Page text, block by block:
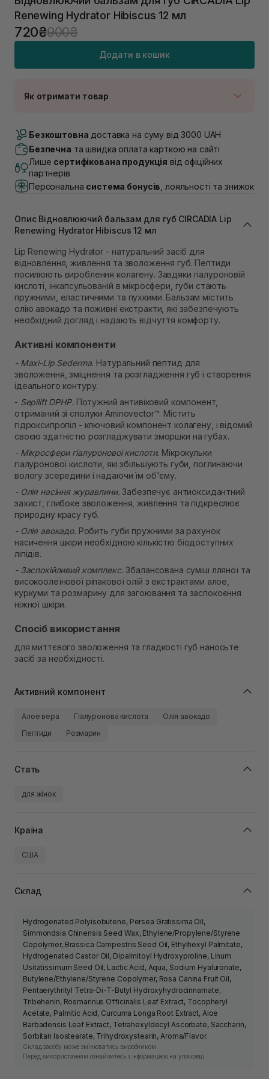
Renewing Hydrator Hibiscus 12 мл
720₴900₴
Додати в кошик
Як отримати товар
Немає в наявності!
Немає в наявності!
Самовивіз м. Львів, вул. Академіка Підстригача, 1В
(Duck’s Lake)
Немає в наявності!
Самовивіз м. Львів, вул. Степана Бандери 45
В наявності
Самовивіз м. Рівне, вул. 16-го Липня, 15
Немає в наявності!
Самовивіз м. Рівне, вул. Кулика і Гудачека 23 (ТЦ
Екватор)
Немає в наявності!
Безкоштовна доставка на суму від 3000 UAH
Безпечна та швидка оплата карткою на сайті
Лише сертифікована продукція від офіційних
партнерів
Персональна система бонусів , лояльності та знижок
Опис Відновлюючий бальзам для губ CIRCADIA Lip
Renewing Hydrator Hibiscus 12 мл
Lip Renewing Hydrator - натуральний засіб для
відновлення, живлення та зволоження губ. Пептиди
посилюють вироблення колагену. Завдяки гіалуроновій
кислоті, інкапсульованій в мікросфери, губи стають
пружними, еластичними та пухкими. Бальзам містить
олію авокадо та поживні екстракти, які забезпечують
необхідний догляд і надають відчуття комфорту.
Активні компоненти
- Maxi-Lip Sederma. Натуральний пептид для
зволоження, зміцнення та розгладження губ і створення
ідеального контуру.
- Sepilift DPHP. Потужний антивіковий компонент,
отриманий зі сполуки Aminovector™. Містить
гідроксипропіл - ключовий компонент колагену, і відомий
своєю здатністю розгладжувати зморшки на губах.
- Мікросфери гіалуронової кислоти. Мікрокульки
гіалуронової кислоти, які збільшують губи, поглинаючи
вологу зсередини і надаючи їм об'єму.
- Олія насіння журавлини. Забезпечує антиоксидантний
захист, глибоке зволоження, живлення та підкреслює
природну красу губ.
- Олія авокадо. Робить губи пружними за рахунок
насичення шкіри необхідною кількістю біодоступних
ліпідів.
- Заспокійливий комплекс. Збалансована суміш лляної та
високоолеїнової ріпакової олій з екстрактами алое,
куркуми та розмарину для загоювання та заспокоєння
ніжної шкіри.
Спосіб використання
для миттєвого зволоження та гладкості губ наносьте
засіб за необхідності.
Активний компонент
Алое вера Гіалуронова кислота
Олія авокадо
Пептиди
Розмарин
Стать
для жінок
Країна
США
Склад
Hydrogenated Polyisobutene, Persea Gratissima Oil,
Simmondsia Chinensis Seed Wax, Ethylene/Propylene/Styrene
Copolymer, Brassica Campestris Seed Oil, Ethylhexyl Palmitate,
Hydrogenated Castor Oil, Dipalmitoyl Hydroxyproline, Linum
Usitatissimum Seed Oil, Lactic Acid, Aqua, Sodium Hyaluronate,
Butylene/Ethylene/Styrene Copolymer, Rosa Canina Fruit Oil,
Pentaerythrityl Tetra-Di-T-Butyl Hydroxyhydrocinnamate,
Tribehenin, Rosmarinus Officinalis Leaf Extract, Tocopheryl
Acetate, Palmitic Acid, Curcuma Longa Root Extract, Aloe
Barbadensis Leaf Extract, Tetrahexyldecyl Ascorbate, Saccharin,
Sorbitan Isostearate, Trihydroxystearin, Aroma/Flavor.
Склад засобу може змінюватись виробником.
Перед використанням ознайомтесь з інформацією на упаковці.